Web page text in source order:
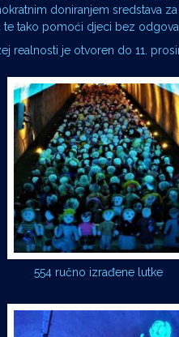
doniranjem sredstava
te tako pomoći djeci bez
realnosti je otvoren do 11.
554 ručno izrađene lutke